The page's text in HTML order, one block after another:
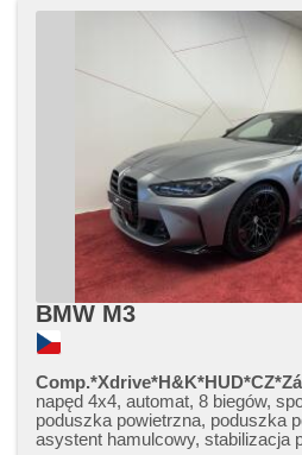
instalowania telefonu, rozsuwany
4x2, wzdłużna regulacja siedzeń,
elektroniczny, malý kožený paket
BMW M3
napęd 4x4, automat, 8 biegów,
poduszka powietrzna, poduszka
asystent hamulcowy, stabilizacja